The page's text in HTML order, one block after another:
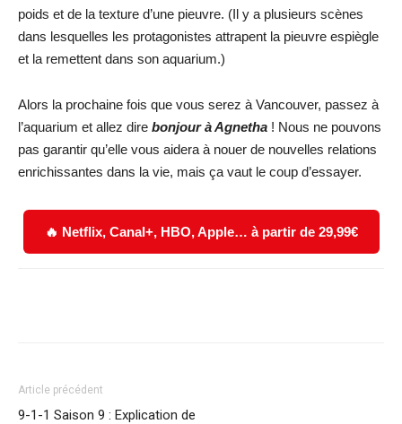
poids et de la texture d’une pieuvre. (Il y a plusieurs scènes
dans lesquelles les protagonistes attrapent la pieuvre espiègle
et la remettent dans son aquarium.)
Alors la prochaine fois que vous serez à Vancouver, passez à
l’aquarium et allez dire bonjour à Agnetha ! Nous ne pouvons
pas garantir qu’elle vous aidera à nouer de nouvelles relations
enrichissantes dans la vie, mais ça vaut le coup d’essayer.
🔥 Netflix, Canal+, HBO, Apple… à partir de 29,99€
Article précédent
9-1-1 Saison 9 : Explication de